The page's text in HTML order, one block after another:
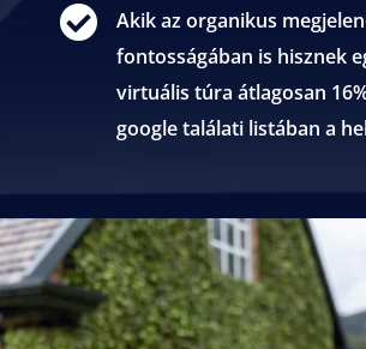

Akik az organikus
fontosságában is hisznek
virtuális túra átlagosan
google találati listában a